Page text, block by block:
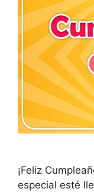
¡Feliz
especial esté